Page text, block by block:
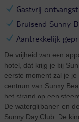
Gastvrij ontvangst
Bruisend Sunny
Aantrekkelijk
De vrijheid van een
hotel, dát krijg je bij
eerste moment zal je
centrum van Sunny
het strand op een
De waterglijbanen en
Sunny Day Club. De